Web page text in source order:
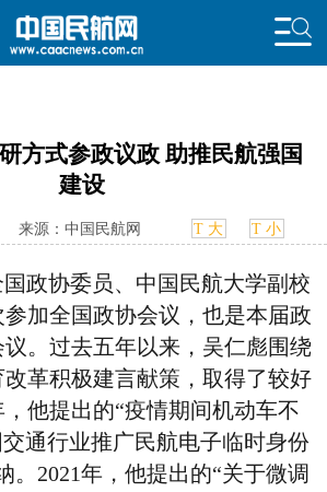
国内
智库 专题 舆情
方式参政议政 助推民航强国
建设
来源：中国民航网 T 大 T 小
国政协委员、中国民航大学副校
加全国政协会议，也是本届政
。过去五年以来，吴仁彪围绕
改革积极建言献策，取得了较好
，他提出的“疫情期间机动车不
交通行业推广民航电子临时身份
。2021年，他提出的“关于微调